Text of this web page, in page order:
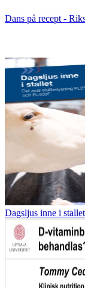
Dans på recept -
Dagsljus inne i stallet